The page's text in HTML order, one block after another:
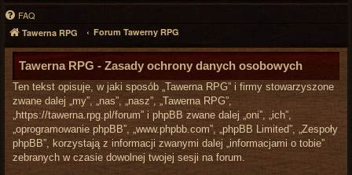
FAQ
Tawerna RPG Forum Tawerny RPG
Tawerna RPG - Zasady ochrony danych osobowych
Ten tekst opisuje, w jaki sposób „Tawerna RPG” i firmy stowarzyszone
zwane dalej „my”, „nas”, „nasz”, „Tawerna RPG”,
„https://tawerna.rpg.pl/forum” i phpBB zwane dalej „oni”, „ich”,
„oprogramowanie phpBB”, „www.phpbb.com”, „phpBB Limited”, „Zespoły
phpBB”, korzystają z informacji zwanymi dalej „informacjami o tobie”
zebranych w czasie dowolnej twojej sesji na forum.